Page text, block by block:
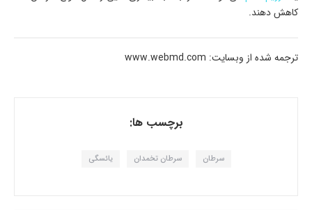
کاهش دهند.
ترجمه شده از وبسایت: www.webmd.com
برچسب ها:
سرطان سرطان تخمدان یائسگی